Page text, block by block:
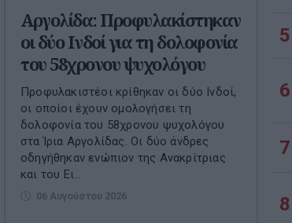
Αργολίδα: Προφυλακίστηκαν
οι δύο Ινδοί για τη δολοφονία
του 58χρονου ψυχολόγου
Προφυλακιστέοι κρίθηκαν οι δύο Ινδοί,
οι οποίοι έχουν ομολογήσει τη
δολοφονία του 58χρονου ψυχολόγου
στα Ίρια Αργολίδας. Οι δύο άνδρες
οδηγήθηκαν ενώπιον της Ανακρίτριας
και του Ει...
06 Αυγούστου 2026
5
6
7
8